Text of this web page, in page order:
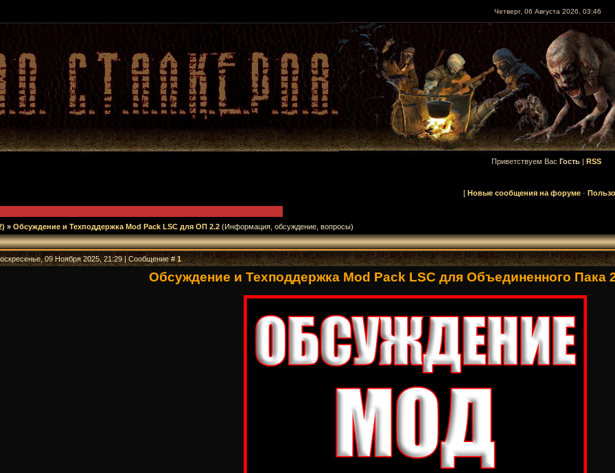
Четверг, 06 Августа 2026, 03:46
Приветствуем Вас Гость | RSS
[ Новые сообщения на форуме ·
» Обсуждение и Техподдержка Mod Pack LSC для ОП 2.2 (Информация, обсуждение, вопросы)
09 Ноября 2025, 21:29 | Сообщение #1
Обсуждение и Техподдержка Mod Pack LSC для Объединенного Пака